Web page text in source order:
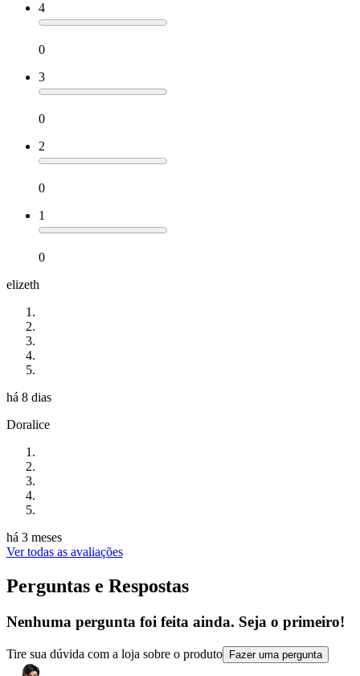
4
0
3
0
2
0
1
0
elizeth
há 8 dias
Doralice
há 3 meses
Ver todas as avaliações
Perguntas e Respostas
Nenhuma pergunta foi feita ainda. Seja o primeiro!
Tire sua dúvida com a loja sobre o produto Fazer uma pergunta